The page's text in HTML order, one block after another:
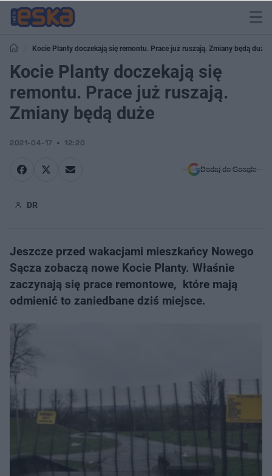
Kocie Planty doczekają się remontu. Prace już ruszają. Zmiany będą duże
Kocie Planty doczekają się
remontu. Prace już ruszają.
Zmiany będą duże
2021-04-17 12:20
Dodaj do Google
DR
Jeszcze przed wakacjami mieszkańcy Nowego
Sącza zobaczą nowe Kocie Planty. Właśnie
zaczynają się prace remontowe, które mają
odmienić to zaniedbane dziś miejsce.